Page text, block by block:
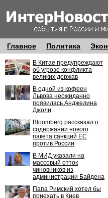
Главное Политика
В Китае предупреждают
об угрозе конфликта
великих держав
В одной из кофеен
Львова неожиданно
появилась Анджелина
Джоли
Bloomberg рассказал о
содержании нового
пакета санкций ЕС
против России
В МИД указали на
массовый отток
чиновников из
администрации Байдена
Папа Римский хотел бы
приехать в Киев